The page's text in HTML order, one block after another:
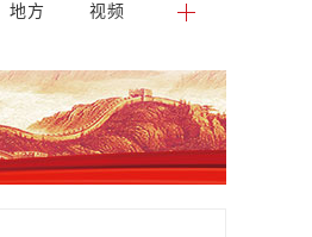
地方 视频